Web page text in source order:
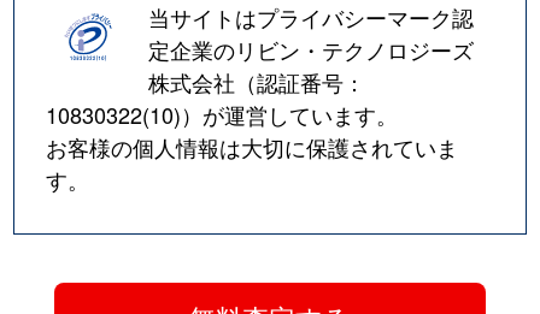
当サイトはプライバシーマーク認
定企業のリビン・テクノロジーズ
株式会社（認証番号：
10830322(10)）が運営しています。
お客様の個人情報は大切に保護されていま
す。